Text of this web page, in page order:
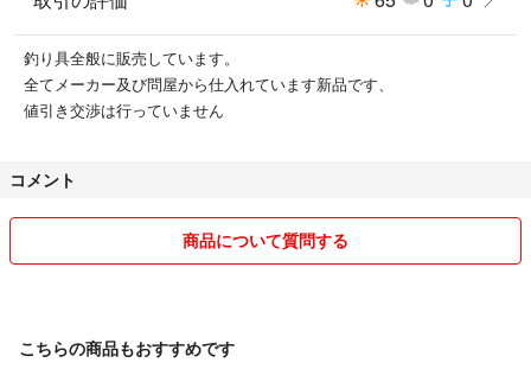
釣り具全般に販売しています。
全てメーカー及び問屋から仕入れています新品です、
値引き交渉は行っていません
コメント
商品について質問する
こちらの商品もおすすめです